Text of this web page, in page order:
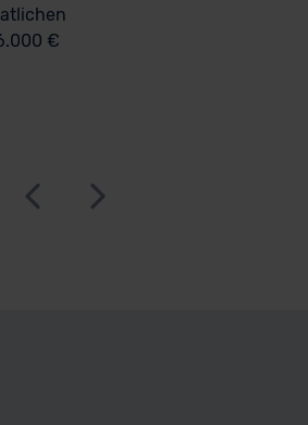
€